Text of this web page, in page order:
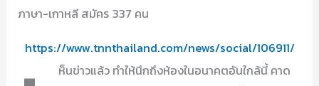
ภาษา-เกาหลี สมัคร 337 คน
https://www.tnnthailand.com/news/social/106911/
ห็นข่าวแล้ว ทำให้นึกถึงห้องในอนาคตอันใกล้นี้ คาด